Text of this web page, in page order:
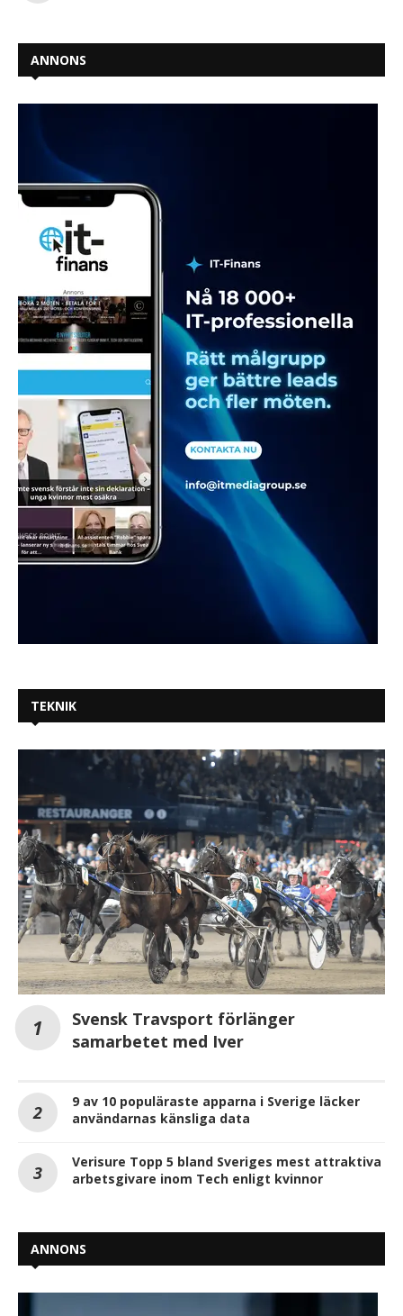
ANNONS
TEKNIK
Svensk Travsport förlänger
samarbetet med Iver
9 av 10 populäraste apparna i Sverige läcker
användarnas känsliga data
Verisure Topp 5 bland Sveriges mest attraktiva
arbetsgivare inom Tech enligt kvinnor
ANNONS